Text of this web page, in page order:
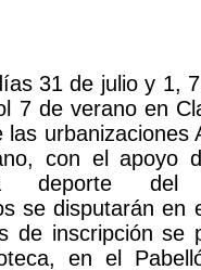
31 de julio y 1,
7 de verano en
urbanizaciones
con el apoyo
deporte del
se disputarán en
de inscripción se
en el